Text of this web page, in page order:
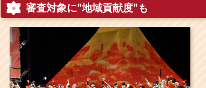
審査対象に"地域貢献度"も